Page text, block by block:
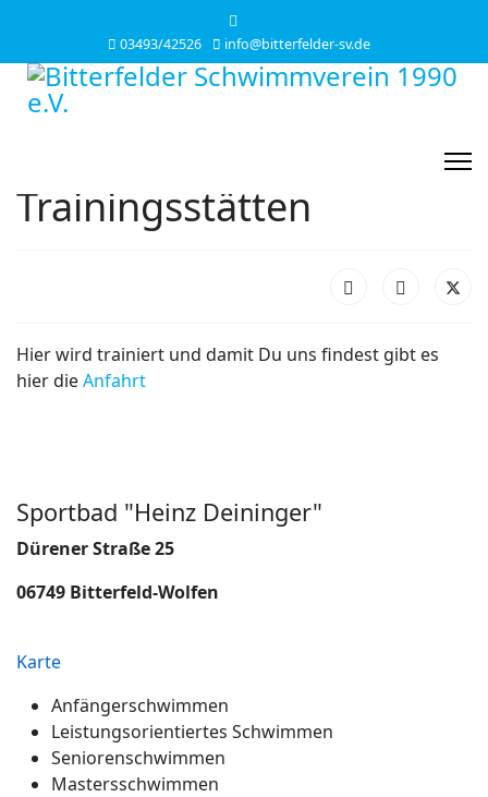
03493/42526 info@bitterfelder-sv.de
Trainingsstätten
Hier wird trainiert und damit Du uns findest gibt es
hier dieAnfahrt
Sportbad "Heinz Deininger"
Dürener Straße 25
06749 Bitterfeld-Wolfen
Karte
Anfängerschwimmen
Leistungsorientiertes Schwimmen
Seniorenschwimmen
Mastersschwimmen